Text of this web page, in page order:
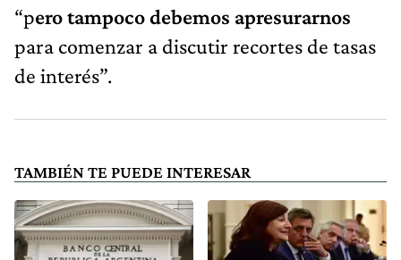
“pero tampoco debemos apresurarnos
para comenzar a discutir recortes de tasas
de interés”.
TAMBIÉN TE PUEDE INTERESAR